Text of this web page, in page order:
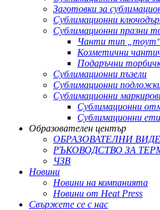
Заготовки за
Сублимационни
Сублимационни празни
Чанти тип
Козметични
Подаръчни
Сублимационни пъзели
Сублимационни
Сублимационни
Сублимационни
Сублимационни
Образователен център
ОБРАЗОВАТЕЛНИ
РЪКОВОДСТВО ЗА
ЧЗВ
Новини
Новини на компанията
Новини от Heat Press
Свържете се с нас